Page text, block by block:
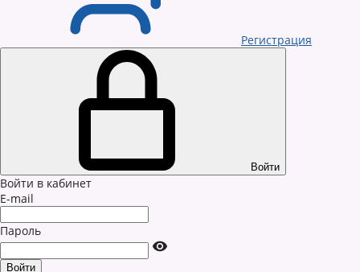
Регистрация
Войти
Войти в кабинет
E-mail
Пароль